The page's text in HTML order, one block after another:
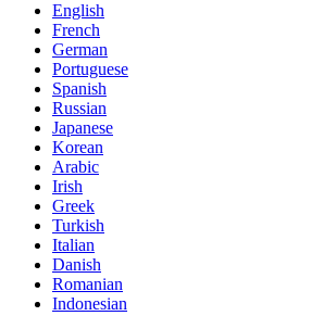
English
French
German
Portuguese
Spanish
Russian
Japanese
Korean
Arabic
Irish
Greek
Turkish
Italian
Danish
Romanian
Indonesian